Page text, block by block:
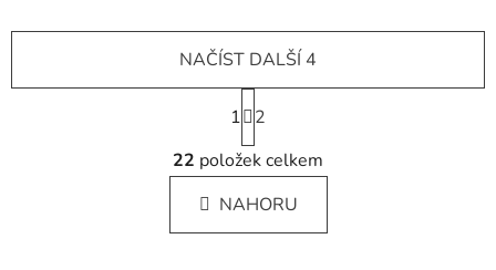
O
v
l
á
d
NAČÍST DALŠÍ 4
S
t
r
á
n
k
1
2
22 položek celkem
NAHORU